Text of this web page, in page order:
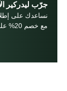
جرّب ليدركير
نساعدك على
مع خصم 20% على طلبك الأول!